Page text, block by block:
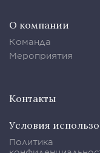
О компании
Команда
Мероприятия
Контакты
Условия
Политика